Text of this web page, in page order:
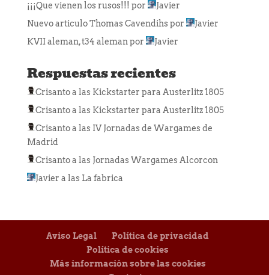
¡¡¡Que vienen los rusos!!! por
Javier
Nuevo articulo Thomas Cavendihspor
Javier
KVII aleman, t34 alemanpor Javier
Respuestas recientes
Crisantoa las Kickstarter para Austerlitz 1805
Crisantoa las Kickstarter para Austerlitz 1805
Crisantoa las IV Jornadas de Wargames de
Madrid
Crisantoa las Jornadas Wargames Alcorcon
Javier a las La fabrica
Aviso Legal
Política de privacidad
Política de cookies
Más información sobre las cookies